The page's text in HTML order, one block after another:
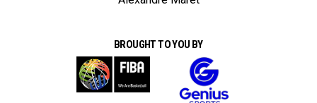
BROUGHT TO YOU BY